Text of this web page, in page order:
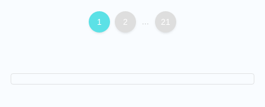
1 2 ... 21